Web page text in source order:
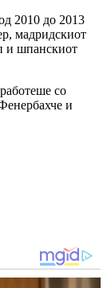
2010 до 2013
мадридскиот
и шпанскиот
со
и